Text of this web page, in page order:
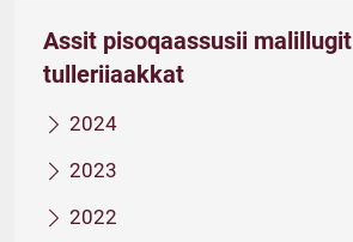
Assit pisoqaassusii malillugit
tulleriiaakkat
2024
2023
2022